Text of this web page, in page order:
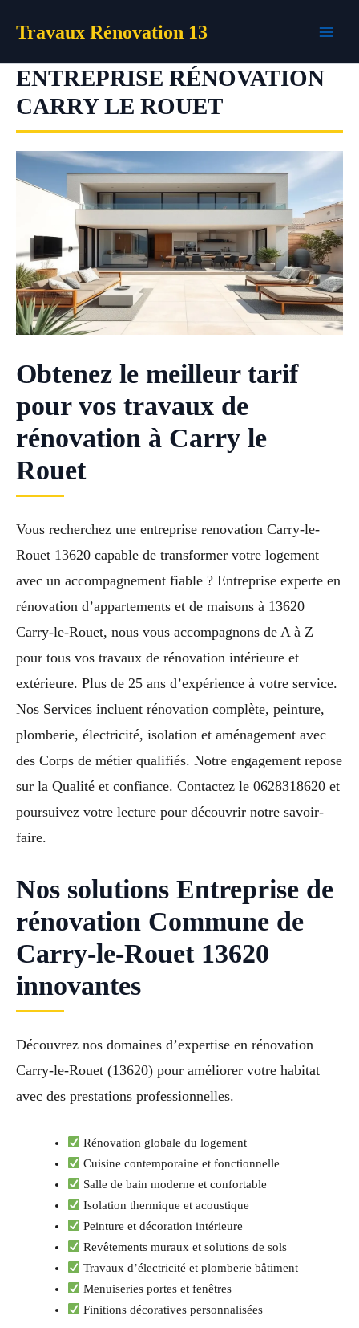
Travaux Rénovation 13
ENTREPRISE RÉNOVATION
CARRY LE ROUET
Obtenez le meilleur tarif
pour vos travaux de
rénovation à Carry le
Rouet
Vous recherchez une entreprise renovation Carry-le-
Rouet 13620 capable de transformer votre logement
avec un accompagnement fiable ? Entreprise experte en
rénovation d’appartements et de maisons à 13620
Carry-le-Rouet, nous vous accompagnons de A à Z
pour tous vos travaux de rénovation intérieure et
extérieure. Plus de 25 ans d’expérience à votre service.
Nos Services incluent rénovation complète, peinture,
plomberie, électricité, isolation et aménagement avec
des Corps de métier qualifiés. Notre engagement repose
sur la Qualité et confiance. Contactez le 0628318620 et
poursuivez votre lecture pour découvrir notre savoir-
faire.
Nos solutions Entreprise de
rénovation Commune de
Carry-le-Rouet 13620
innovantes
Découvrez nos domaines d’expertise en rénovation
Carry-le-Rouet (13620) pour améliorer votre habitat
avec des prestations professionnelles.
Rénovation globale du logement
Cuisine contemporaine et fonctionnelle
Salle de bain moderne et confortable
Isolation thermique et acoustique
Peinture et décoration intérieure
Revêtements muraux et solutions de sols
Travaux d’électricité et plomberie bâtiment
Menuiseries portes et fenêtres
Finitions décoratives personnalisées